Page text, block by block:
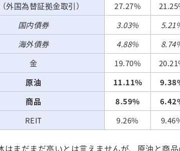
外国為替証拠金取引）
27.27%
国内債券
3.03%
海外債券
4.88%
金
19.70%
原油
11.11%
商品
8.59%
REIT
9.26%